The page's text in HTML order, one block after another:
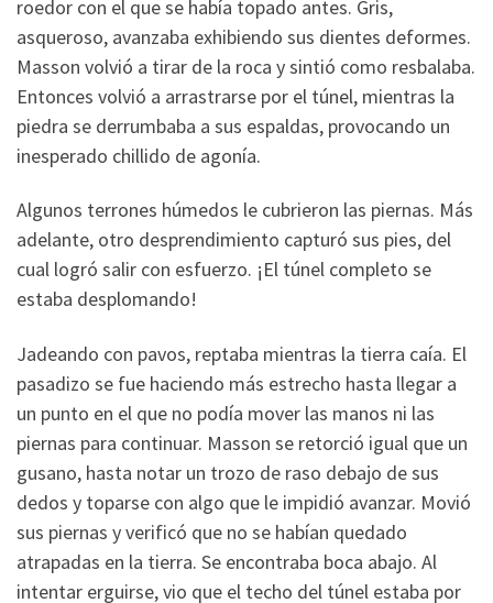
roedor con el que se había topado antes. Gris,
asqueroso, avanzaba exhibiendo sus dientes deformes.
Masson volvió a tirar de la roca y sintió como resbalaba.
Entonces volvió a arrastrarse por el túnel, mientras la
piedra se derrumbaba a sus espaldas, provocando un
inesperado chillido de agonía.
Algunos terrones húmedos le cubrieron las piernas. Más
adelante, otro desprendimiento capturó sus pies, del
cual logró salir con esfuerzo. ¡El túnel completo se
estaba desplomando!
Jadeando con pavos, reptaba mientras la tierra caía. El
pasadizo se fue haciendo más estrecho hasta llegar a
un punto en el que no podía mover las manos ni las
piernas para continuar. Masson se retorció igual que un
gusano, hasta notar un trozo de raso debajo de sus
dedos y toparse con algo que le impidió avanzar. Movió
sus piernas y verificó que no se habían quedado
atrapadas en la tierra. Se encontraba boca abajo. Al
intentar erguirse, vio que el techo del túnel estaba por